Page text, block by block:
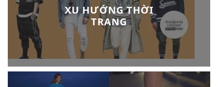
XU HƯỚNG THỜI
TRANG